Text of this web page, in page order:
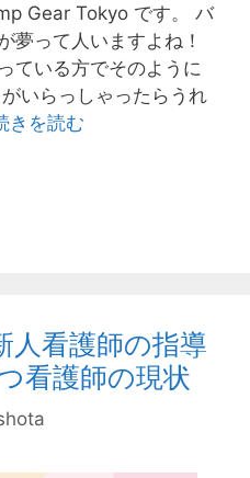
Gear Tokyo です。 バ
夢って人いますよね！
ている方でそのように
いらっしゃったらうれ
きを読む
イ
ク
で
人看護師の指導
看護師の現状